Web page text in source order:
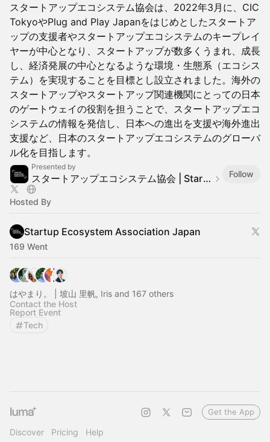
スタートアップエコシステム協会は、2022年3月に、CIC
TokyoやPlug and Play Japanをはじめとしたスタートア
ップの支援者やスタートアップエコシステムのキープレイ
ヤーが中心となり、スタートアップが数多くうまれ、成長
し、経済発展の中心となるような環境・生態系（エコシス
テム）を実現することを目標とし設立されました。海外の
スタートアップやスタートアップ関連機関にとっての日本
のゲートウェイの役割を担うことで、スタートアップエコ
システムの情報を発信し、日本への進出を支援や海外進出
支援など、日本のスタートアップエコシステムのグローバ
ル化を目指します。
Presented by
​​スタートアップエコシステム協会 | Startup Ecosystem Association Japan Follow
Hosted By
Startup Ecosystem Association Japan
169 Went
はやまり。 | 坡山 里帆, Iris and 167 others
Contact the Host
Report Event
Tech
Discover Pricing Help
Get the App